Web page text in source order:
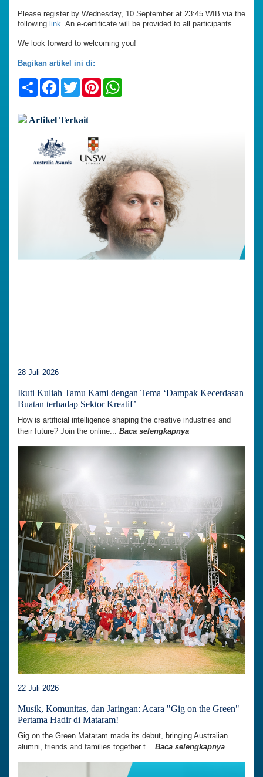
Please register by Wednesday, 10 September at 23:45 WIB via the
following link. An e-certificate will be provided to all participants.
We look forward to welcoming you!
Bagikan artikel ini di:
ShareFacebook
TwitterPinterest
Artikel Terkait
28 Juli 2026
Ikuti Kuliah Tamu Kami dengan Tema ‘Dampak Kecerdasan
Buatan terhadap Sektor Kreatif’
How is artificial intelligence shaping the creative industries and
their future? Join the online... Baca selengkapnya
22 Juli 2026
Musik, Komunitas, dan Jaringan: Acara "Gig on the Green"
Pertama Hadir di Mataram!
Gig on the Green Mataram made its debut, bringing Australian
alumni, friends and families together t... Baca selengkapnya